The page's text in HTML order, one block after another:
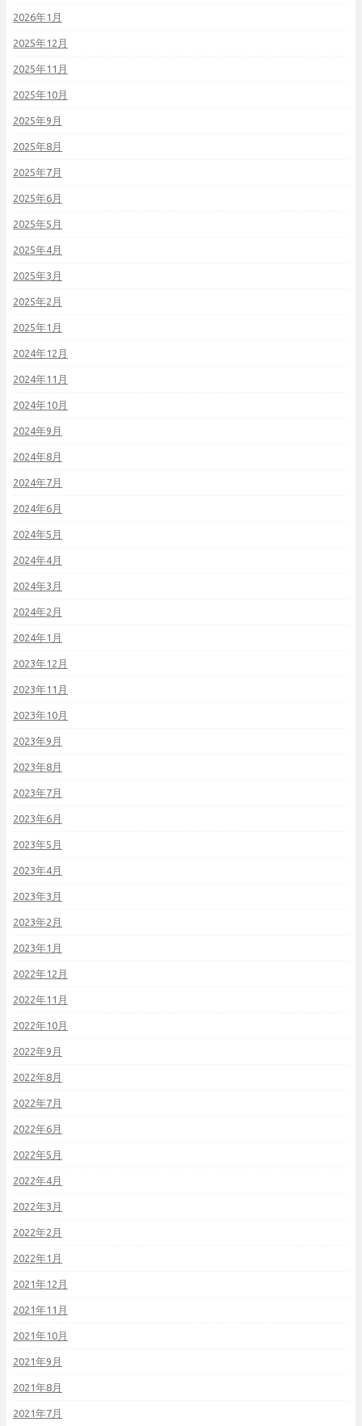
2026年1月
2025年12月
2025年11月
2025年10月
2025年9月
2025年8月
2025年7月
2025年6月
2025年5月
2025年4月
2025年3月
2025年2月
2025年1月
2024年12月
2024年11月
2024年10月
2024年9月
2024年8月
2024年7月
2024年6月
2024年5月
2024年4月
2024年3月
2024年2月
2024年1月
2023年12月
2023年11月
2023年10月
2023年9月
2023年8月
2023年7月
2023年6月
2023年5月
2023年4月
2023年3月
2023年2月
2023年1月
2022年12月
2022年11月
2022年10月
2022年9月
2022年8月
2022年7月
2022年6月
2022年5月
2022年4月
2022年3月
2022年2月
2022年1月
2021年12月
2021年11月
2021年10月
2021年9月
2021年8月
2021年7月